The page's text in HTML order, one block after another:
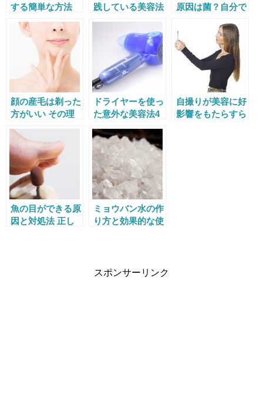
する簡単な方法
き方も
践している美容法
原因は菌？自分で
は？
顔の産毛は剃った
方がいい その理
法とは？
ドライヤーを使っ
た意外な美容法4
自撮りが美容に好
影響をもたらすら
魚の目ができる原
因と対処法 正し
ミョウバン水の作
り方と効果的な使
スポンサーリンク